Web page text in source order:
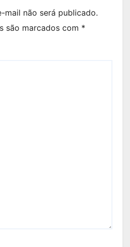
mail não será publicado.
são marcados com *